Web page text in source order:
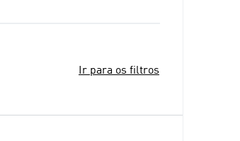
Ir para os filtros